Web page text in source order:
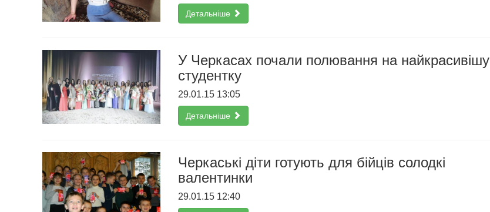
Детальніше
У Черкасах почали полювання на найкрасивішу
студентку
29.01.15 13:05
Детальніше
Черкаські діти готують для бійців солодкі
валентинки
29.01.15 12:40